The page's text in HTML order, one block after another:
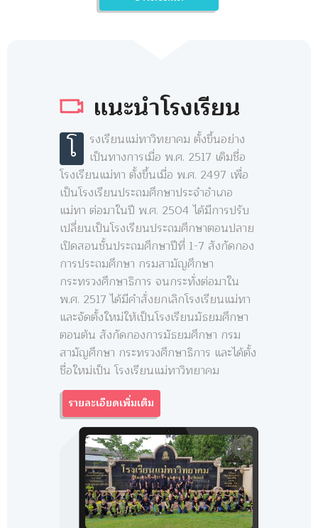
แนะนำโรงเรียน
โ
รงเรียนแม่ทาวิทยาคม ตั้งขึ้นอย่าง
เป็นทางการเมื่อ พ.ศ. 2517 เดิมชื่อ
โรงเรียนแม่ทา ตั้งขึ้นเมื่อ พ.ศ. 2497 เพื่อ
เป็นโรงเรียนประถมศึกษาประจำอำเภอ
แม่ทา ต่อมาในปี พ.ศ. 2504 ได้มีการปรับ
เปลี่ยนเป็นโรงเรียนประถมศึกษาตอนปลาย
เปิดสอนชั้นประถมศึกษาปีที่ 1-7 สังกัดกอง
การประถมศึกษา กรมสามัญศึกษา
กระทรวงศึกษาธิการ จนกระทั่งต่อมาใน
พ.ศ. 2517 ได้มีคำสั่งยกเลิกโรงเรียนแม่ทา
และจัดตั้งใหม่ให้เป็นโรงเรียนมัธยมศึกษา
ตอนต้น สังกัดกองการมัธยมศึกษา กรม
สามัญศึกษา กระทรวงศึกษาธิการ และได้ตั้ง
ชื่อใหม่เป็น โรงเรียนแม่ทาวิทยาคม
รายละเอียดเพิ่มเติม